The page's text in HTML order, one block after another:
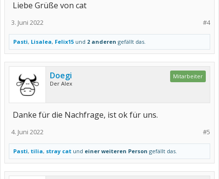
Liebe Grüße von cat
#4
3. Juni 2022
Pasti, Lisalea, Felix15 und 2 anderen gefällt das.
Doegi
Der Alex
Mitarbeiter
Danke für die Nachfrage, ist ok für uns.
#5
4. Juni 2022
Pasti, tilia, stray cat und einer weiteren Person gefällt das.